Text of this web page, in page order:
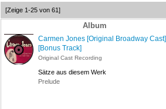
[Zeige 1-25 von 61]
Album
Carmen Jones [Original Broadway Cast]
[Bonus Track]
Original Cast Recording
Sätze aus diesem Werk
Prelude